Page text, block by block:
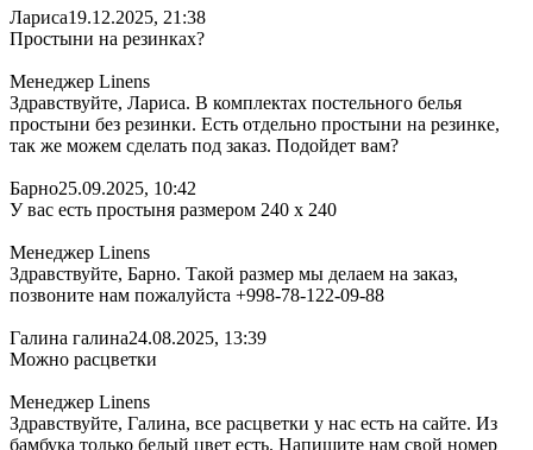
Лариса19.12.2025, 21:38
Простыни на резинках?
Менеджер Linens
Здравствуйте, Лариса. В комплектах постельного белья
простыни без резинки. Есть отдельно простыни на резинке,
так же можем сделать под заказ. Подойдет вам?
Барно25.09.2025, 10:42
У вас есть простыня размером 240 х 240
Менеджер Linens
Здравствуйте, Барно. Такой размер мы делаем на заказ,
позвоните нам пожалуйста +998-78-122-09-88
Галина галина24.08.2025, 13:39
Можно расцветки
Менеджер Linens
Здравствуйте, Галина, все расцветки у нас есть на сайте. Из
бамбука только белый цвет есть. Напишите нам свой номер